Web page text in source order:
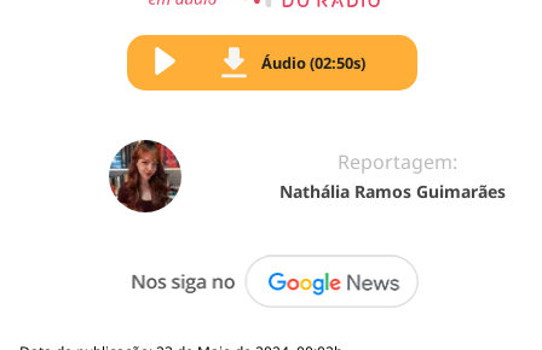
Áudio (02:50s)
Reportagem:
Nathália Ramos Guimarães